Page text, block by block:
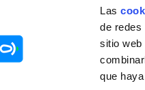
Las
de redes
sitio web
que
Alquiler por minutos / horas
Alquiler por meses